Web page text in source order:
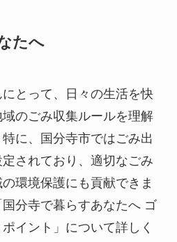
たへ
とって、日々の生活を快
のごみ収集ルールを理解
に、国分寺市ではごみ出
されており、適切なごみ
環境保護にも貢献できま
分寺で暮らすあなたへ ゴ
イント」について詳しく